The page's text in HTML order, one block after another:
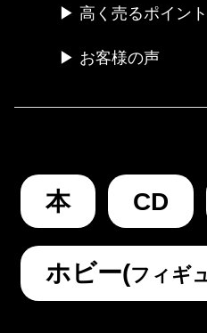
▶ 高く売るポイント
▶ お客様の声
本 CD
ホビー(フィギ